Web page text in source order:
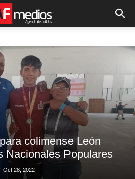
colimense León
Nacionales Populares
Oct 28, 2022